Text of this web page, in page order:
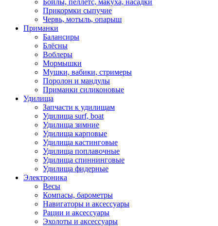
Бойлы, пеллетс, макуха, насадки
Прикормки сыпучие
Червь, мотыль, опарыш
Приманки
Балансиры
Блёсны
Воблеры
Мормышки
Мушки, вабики, стримеры
Поролон и мандулы
Приманки силиконовые
Удилища
Запчасти к удилищам
Удилища surf, boat
Удилища зимние
Удилища карповые
Удилища кастинговые
Удилища поплавочные
Удилища спиннинговые
Удилища фидерные
Электроника
Весы
Компасы, барометры
Навигаторы и аксессуары
Рации и аксессуары
Эхолоты и аксессуары